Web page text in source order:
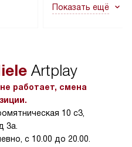
не включаются:
в условиях
тарифы на услуги
Показать ещё
Artplay
работает, смена
10 с3,
3а.
с 10.00 до 20.00.